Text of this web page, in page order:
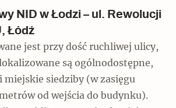
NID w Łodzi – ul. Rewolucji
Łódź
jest przy dość ruchliwej ulicy,
są ogólnodostępne,
miejskie siedziby (w zasięgu
od wejścia do budynku).